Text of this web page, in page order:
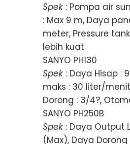
Spek : Pompa air
: Max 9 m, Daya
meter, Pressure
lebih kuat
SANYO PH130
Spek : Daya Hisap :
maks : 30 liter/
Dorong : 3/4?,
SANYO PH250B
Spek : Daya Output
(Max), Daya